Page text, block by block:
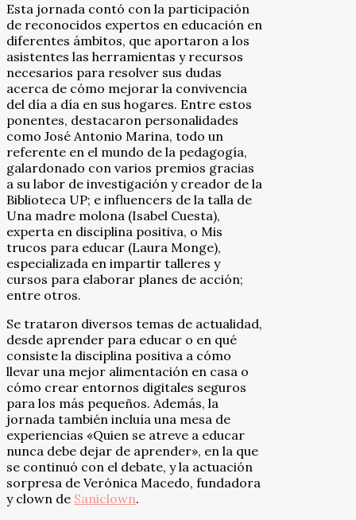
Esta jornada contó con la participación
de reconocidos expertos en educación en
diferentes ámbitos, que aportaron a los
asistentes las herramientas y recursos
necesarios para resolver sus dudas
acerca de cómo mejorar la convivencia
del día a día en sus hogares. Entre estos
ponentes, destacaron personalidades
como José Antonio Marina, todo un
referente en el mundo de la pedagogía,
galardonado con varios premios gracias
a su labor de investigación y creador de la
Biblioteca UP; e influencers de la talla de
Una madre molona (Isabel Cuesta),
experta en disciplina positiva, o Mis
trucos para educar (Laura Monge),
especializada en impartir talleres y
cursos para elaborar planes de acción;
entre otros.
Se trataron diversos temas de actualidad,
desde aprender para educar o en qué
consiste la disciplina positiva a cómo
llevar una mejor alimentación en casa o
cómo crear entornos digitales seguros
para los más pequeños. Además, la
jornada también incluía una mesa de
experiencias «Quien se atreve a educar
nunca debe dejar de aprender», en la que
se continuó con el debate, y la actuación
sorpresa de Verónica Macedo, fundadora
y clown de Saniclown.